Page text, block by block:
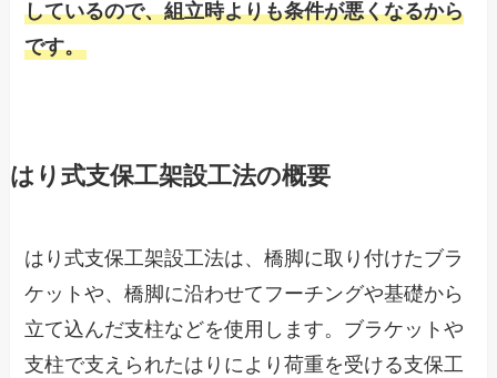
しているので、組立時よりも条件が悪くなるから
です。
はり式支保工架設工法の概要
はり式支保工架設工法は、橋脚に取り付けたブラ
ケットや、橋脚に沿わせてフーチングや基礎から
立て込んだ支柱などを使用します。ブラケットや
支柱で支えられたはりにより荷重を受ける支保工